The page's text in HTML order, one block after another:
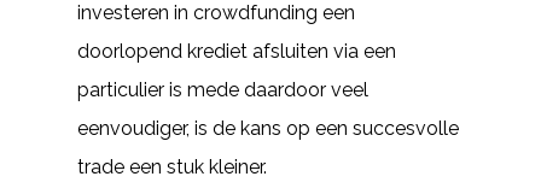
investeren in crowdfunding een
doorlopend krediet afsluiten via een
particulier is mede daardoor veel
eenvoudiger, is de kans op een succesvolle
trade een stuk kleiner.